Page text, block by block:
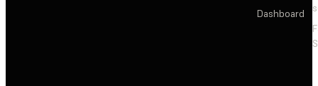
Dashboard